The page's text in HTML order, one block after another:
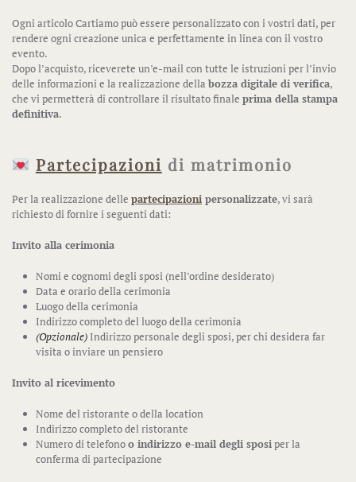
Ogni articolo Cartiamo può essere personalizzato con i vostri dati, per
rendere ogni creazione unica e perfettamente in linea con il vostro
evento.
Dopo l’acquisto, riceverete un’e-mail con tutte le istruzioni per l’invio
delle informazioni e la realizzazione della bozza digitale di verifica,
che vi permetterà di controllare il risultato finale prima della stampa
definitiva.
Partecipazioni di matrimonio
Per la realizzazione delle partecipazioni personalizzate, vi sarà
richiesto di fornire i seguenti dati:
Invito alla cerimonia
Nomi e cognomi degli sposi (nell’ordine desiderato)
Data e orario della cerimonia
Luogo della cerimonia
Indirizzo completo del luogo della cerimonia
(Opzionale) Indirizzo personale degli sposi, per chi desidera far
visita o inviare un pensiero
Invito al ricevimento
Nome del ristorante o della location
Indirizzo completo del ristorante
Numero di telefonoo indirizzo e-mail degli sposiper la
conferma di partecipazione